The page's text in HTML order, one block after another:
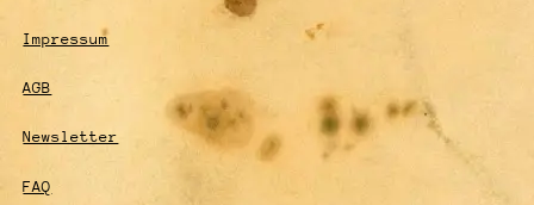
Impressum
AGB
Newsletter
FAQ